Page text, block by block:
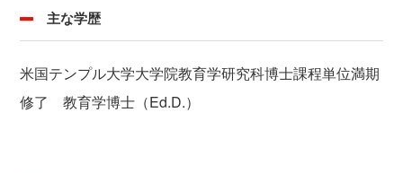
主な学歴
米国テンプル大学大学院教育学研究科博士課程単位満期
修了 教育学博士（Ed.D.）